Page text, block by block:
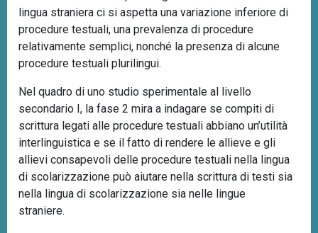
lingua straniera ci si aspetta una variazione inferiore di
procedure testuali, una prevalenza di procedure
relativamente semplici, nonché la presenza di alcune
procedure testuali plurilingui.
Nel quadro di uno studio sperimentale al livello
secondario I, la fase 2 mira a indagare se compiti di
scrittura legati alle procedure testuali abbiano un’utilità
interlinguistica e se il fatto di rendere le allieve e gli
allievi consapevoli delle procedure testuali nella lingua
di scolarizzazione può aiutare nella scrittura di testi sia
nella lingua di scolarizzazione sia nelle lingue
straniere.